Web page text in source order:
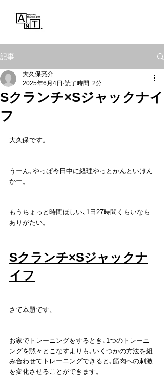
記事
Sクランチ×Sジャックナイ
フ
大久保亮介
2025年6月4日 読了時間: 2分
大久保です。
うーん､やっぱ今日中に経理やっとかんといけん
かー。
もうちょっと時間ほしい､1日27時間くらいなら
ありがたい。
Sクランチ×Sジャックナ
イフ
さて本題です。
お家でトレーニングをするとき､1つのトレーニ
ングを黙々とこなすよりも､いくつかの方法を組
み合わせてトレーニングできると､筋肉への刺激
を変化させることができます。